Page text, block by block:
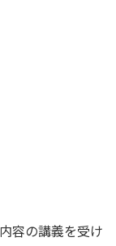
容の講義を受け